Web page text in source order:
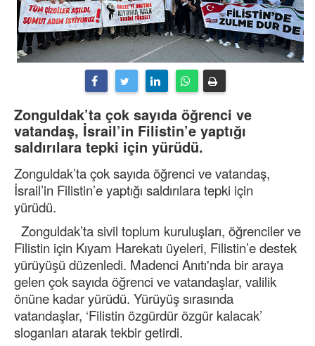
Zonguldak’ta çok sayıda öğrenci ve
vatandaş, İsrail’in Filistin’e yaptığı
saldırılara tepki için yürüdü.
Zonguldak’ta çok sayıda öğrenci ve vatandaş,
İsrail’in Filistin’e yaptığı saldırılara tepki için
yürüdü.
Zonguldak’ta sivil toplum kuruluşları, öğrenciler ve
Filistin için Kıyam Harekatı üyeleri, Filistin’e destek
yürüyüşü düzenledi. Madenci Anıtı'nda bir araya
gelen çok sayıda öğrenci ve vatandaşlar, valilik
önüne kadar yürüdü. Yürüyüş sırasında
vatandaşlar, ‘Filistin özgürdür özgür kalacak’
sloganları atarak tekbir getirdi.